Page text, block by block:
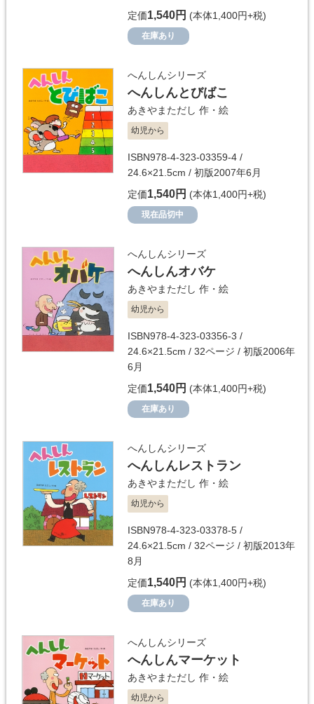
定価1,540円 (本体1,400円+税)
在庫あり
へんしんシリーズ
へんしんとびばこ
あきやまただし 作・絵
幼児から
ISBN978-4-323-03359-4 /
24.6×21.5cm / 初版2007年6月
定価1,540円 (本体1,400円+税)
現在品切中
へんしんシリーズ
へんしんオバケ
あきやまただし 作・絵
幼児から
ISBN978-4-323-03356-3 /
24.6×21.5cm / 32ページ / 初版2006年
6月
定価1,540円 (本体1,400円+税)
在庫あり
へんしんシリーズ
へんしんレストラン
あきやまただし 作・絵
幼児から
ISBN978-4-323-03378-5 /
24.6×21.5cm / 32ページ / 初版2013年
8月
定価1,540円 (本体1,400円+税)
在庫あり
へんしんシリーズ
へんしんマーケット
あきやまただし 作・絵
幼児から